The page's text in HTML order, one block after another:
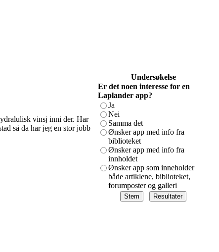
vinsj inni der. Har
så da har jeg en stor jobb
Undersøkelse
Er det noen interesse for en
Laplander app?
Ja
Nei
Samma det
Ønsker app med info fra
biblioteket
Ønsker app med info fra
innholdet
Ønsker app som inneholder
både artiklene, biblioteket,
forumposter og galleri